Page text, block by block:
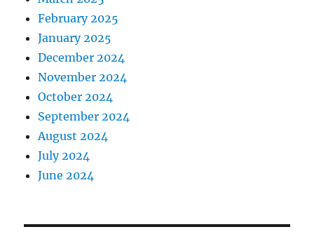
February 2025
January 2025
December 2024
November 2024
October 2024
September 2024
August 2024
July 2024
June 2024